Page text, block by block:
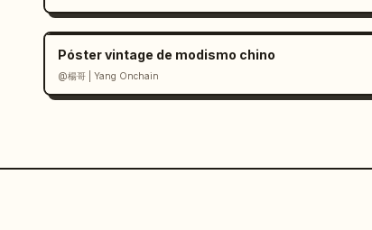
Póster vintage de modismo chino
@楊哥 | Yang Onchain